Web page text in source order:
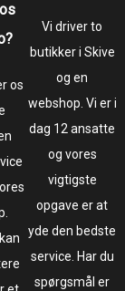
os
Vi driver to
butikker i Skive
og en
webshop. Vi er i
dag 12 ansatte
og vores
vigtigste
opgave er at
yde den bedste
service. Har du
spørgsmål er